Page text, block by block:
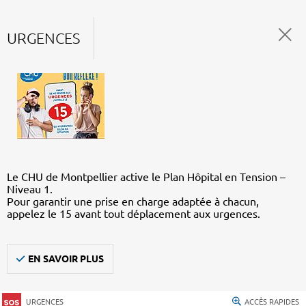
URGENCES
Le CHU de Montpellier active le Plan Hôpital en Tension –
Niveau 1.
Pour garantir une prise en charge adaptée à chacun,
appelez le 15 avant tout déplacement aux urgences.
EN SAVOIR PLUS
URGENCES ACCÈS RAPIDES